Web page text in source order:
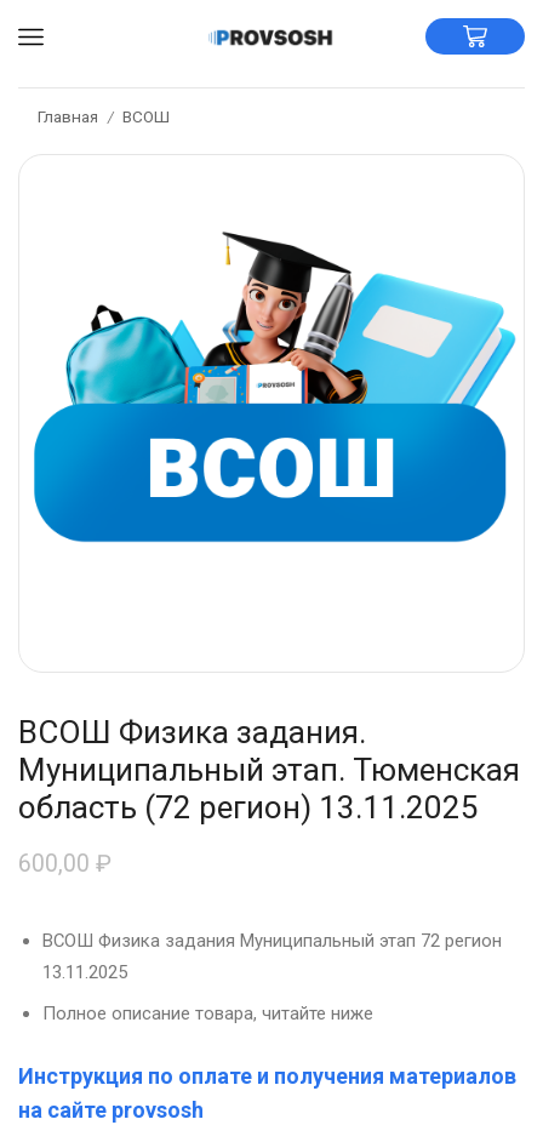
Главная / ВСОШ
ВСОШ Физика задания.
Муниципальный этап. Тюменская
область (72 регион) 13.11.2025
600,00 ₽
ВСОШ Физика задания Муниципальный этап 72 регион
13.11.2025
Полное описание товара, читайте ниже
Инструкция по оплате и получения материалов
на сайте provsosh